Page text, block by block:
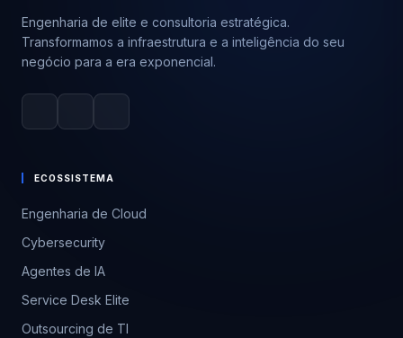
Engenharia de elite e consultoria estratégica.
Transformamos a infraestrutura e a inteligência do seu
negócio para a era exponencial.
ECOSSISTEMA
Engenharia de Cloud
Cybersecurity
Agentes de IA
Service Desk Elite
Outsourcing de TI